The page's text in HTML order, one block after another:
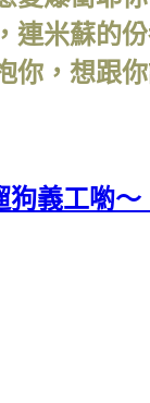
米蘇的份
，想跟你
遛狗義工